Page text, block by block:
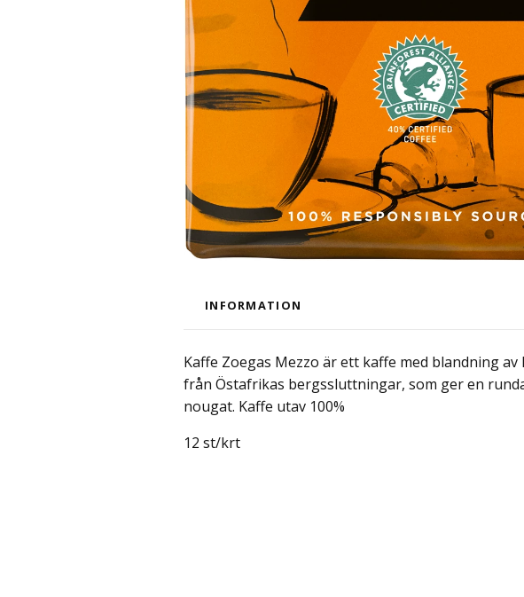
INFORMATION
Kaffe Zoegas Mezzo är ett kaffe med blandning
från Östafrikas bergssluttningar, som ger en
nougat. Kaffe utav 100%
12 st/krt